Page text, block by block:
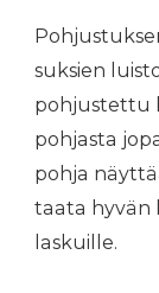
suksien
pohjustettu
pohjasta
pohja
taata hyvän
laskuille.